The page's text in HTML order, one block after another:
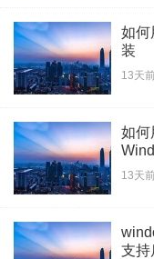
如何
装
13天
如何
13天
支持